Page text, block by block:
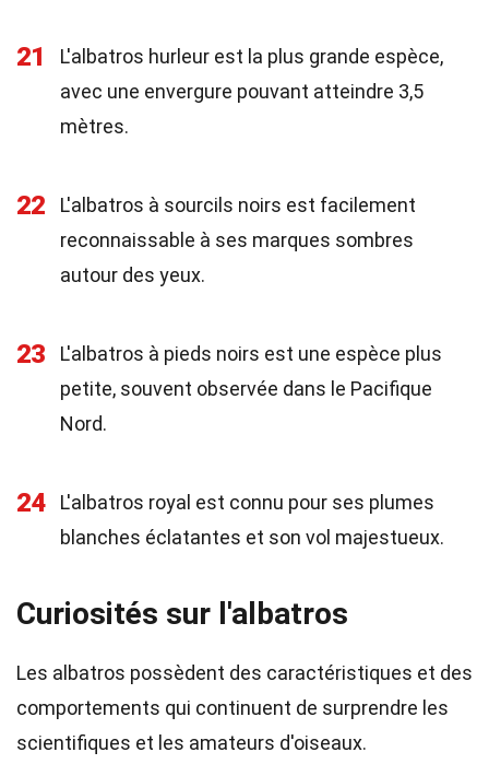
21
L'albatros hurleur est la plus grande espèce,
avec une envergure pouvant atteindre 3,5
mètres.
22
L'albatros à sourcils noirs est facilement
reconnaissable à ses marques sombres
autour des yeux.
23
L'albatros à pieds noirs est une espèce plus
petite, souvent observée dans le Pacifique
Nord.
24
L'albatros royal est connu pour ses plumes
blanches éclatantes et son vol majestueux.
Curiosités sur l'albatros
Les albatros possèdent des caractéristiques et des
comportements qui continuent de surprendre les
scientifiques et les amateurs d'oiseaux.